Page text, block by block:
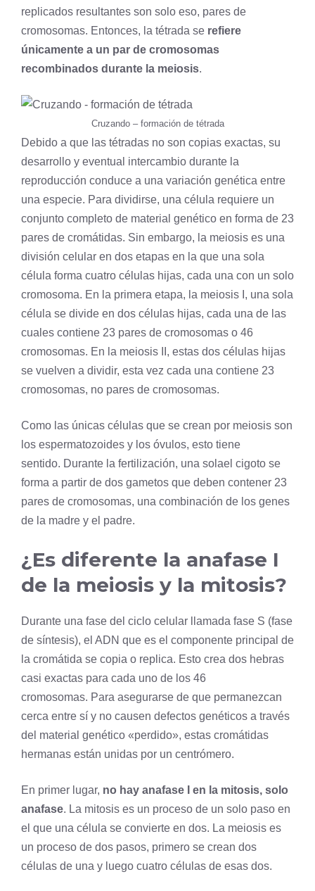
replicados resultantes son solo eso, pares de
cromosomas. Entonces, la tétrada se refiere
únicamente a un par de cromosomas
recombinados durante la meiosis.
Cruzando – formación de tétrada
Debido a que las tétradas no son copias exactas, su
desarrollo y eventual intercambio durante la
reproducción conduce a una variación genética entre
una especie. Para dividirse, una célula requiere un
conjunto completo de material genético en forma de 23
pares de cromátidas. Sin embargo, la meiosis es una
división celular en dos etapas en la que una sola
célula forma cuatro células hijas, cada una con un solo
cromosoma. En la primera etapa, la meiosis I, una sola
célula se divide en dos células hijas, cada una de las
cuales contiene 23 pares de cromosomas o 46
cromosomas. En la meiosis II, estas dos células hijas
se vuelven a dividir, esta vez cada una contiene 23
cromosomas, no pares de cromosomas.
Como las únicas células que se crean por meiosis son
los espermatozoides y los óvulos, esto tiene
sentido. Durante la fertilización, una solael cigoto se
forma a partir de dos gametos que deben contener 23
pares de cromosomas, una combinación de los genes
de la madre y el padre.
¿Es diferente la anafase I
de la meiosis y la mitosis?
Durante una fase del ciclo celular llamada fase S (fase
de síntesis), el ADN que es el componente principal de
la cromátida se copia o replica. Esto crea dos hebras
casi exactas para cada uno de los 46
cromosomas. Para asegurarse de que permanezcan
cerca entre sí y no causen defectos genéticos a través
del material genético «perdido», estas cromátidas
hermanas están unidas por un centrómero.
En primer lugar, no hay anafase I en la mitosis, solo
anafase. La mitosis es un proceso de un solo paso en
el que una célula se convierte en dos. La meiosis es
un proceso de dos pasos, primero se crean dos
células de una y luego cuatro células de esas dos.